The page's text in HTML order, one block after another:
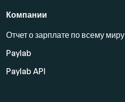
Компании
Отчет о зарплате по всему миру
Paylab
Paylab API